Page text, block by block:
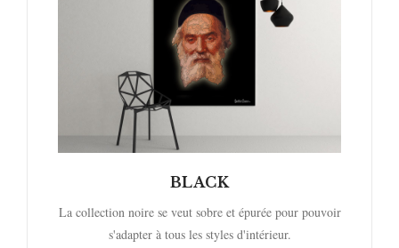
BLACK
La collection noire se veut sobre et épurée pour pouvoir
s'adapter à tous les styles d'intérieur.